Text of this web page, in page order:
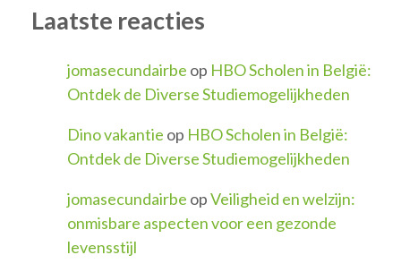
Laatste reacties
jomasecundairbe op HBO Scholen in België:
Ontdek de Diverse Studiemogelijkheden
Dino vakantie op HBO Scholen in België:
Ontdek de Diverse Studiemogelijkheden
jomasecundairbe opVeiligheid en welzijn:
onmisbare aspecten voor een gezonde
levensstijl